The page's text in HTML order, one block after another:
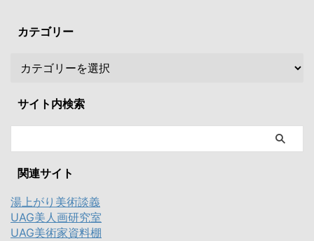
カテゴリー
サイト内検索
関連サイト
湯上がり美術談義
UAG美人画研究室
UAG美術家資料棚